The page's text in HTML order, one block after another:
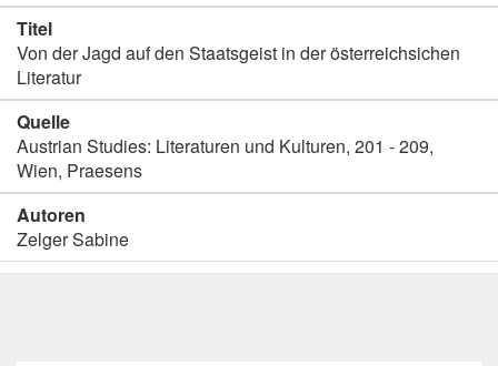
Titel
Von der Jagd auf den Staatsgeist in der österreichsichen
Literatur
Quelle
Austrian Studies: Literaturen und Kulturen, 201 - 209,
Wien, Praesens
Autoren
Zelger Sabine